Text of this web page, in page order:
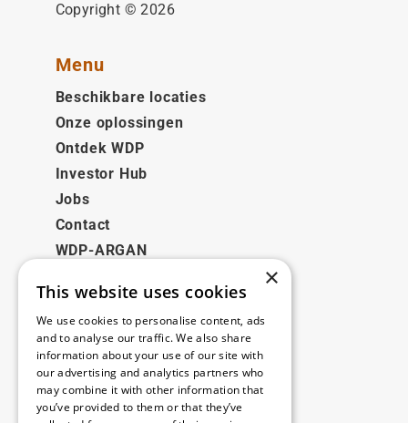
Copyright © 2026
Menu
Beschikbare locaties
Onze oplossingen
Ontdek WDP
Investor Hub
Jobs
Contact
WDP-ARGAN
Juridisch
Disclaimer
Privacybeleid
Cookie Policy
×
This website uses cookies
We use cookies to personalise content, ads
and to analyse our traffic. We also share
information about your use of our site with
our advertising and analytics partners who
may combine it with other information that
you’ve provided to them or that they’ve